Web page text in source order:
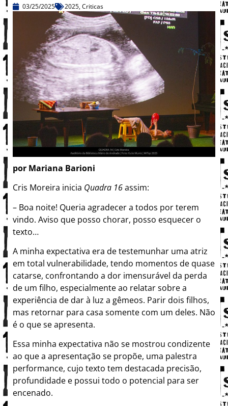
03/25/2025 2025,Criticas
por Mariana Barioni
Cris Moreira inicia Quadra 16assim:
– Boa noite! Queria agradecer a todos por terem
vindo. Aviso que posso chorar, posso esquecer o
texto…
A minha expectativa era de testemunhar uma atriz
em total vulnerabilidade, tendo momentos de quase
catarse, confrontando a dor imensurável da perda
de um filho, especialmente ao relatar sobre a
experiência de dar à luz a gêmeos. Parir dois filhos,
mas retornar para casa somente com um deles. Não
é o que se apresenta.
Essa minha expectativa não se mostrou condizente
ao que a apresentação se propõe, uma palestra
performance, cujo texto tem destacada precisão,
profundidade e possui todo o potencial para ser
encenado.